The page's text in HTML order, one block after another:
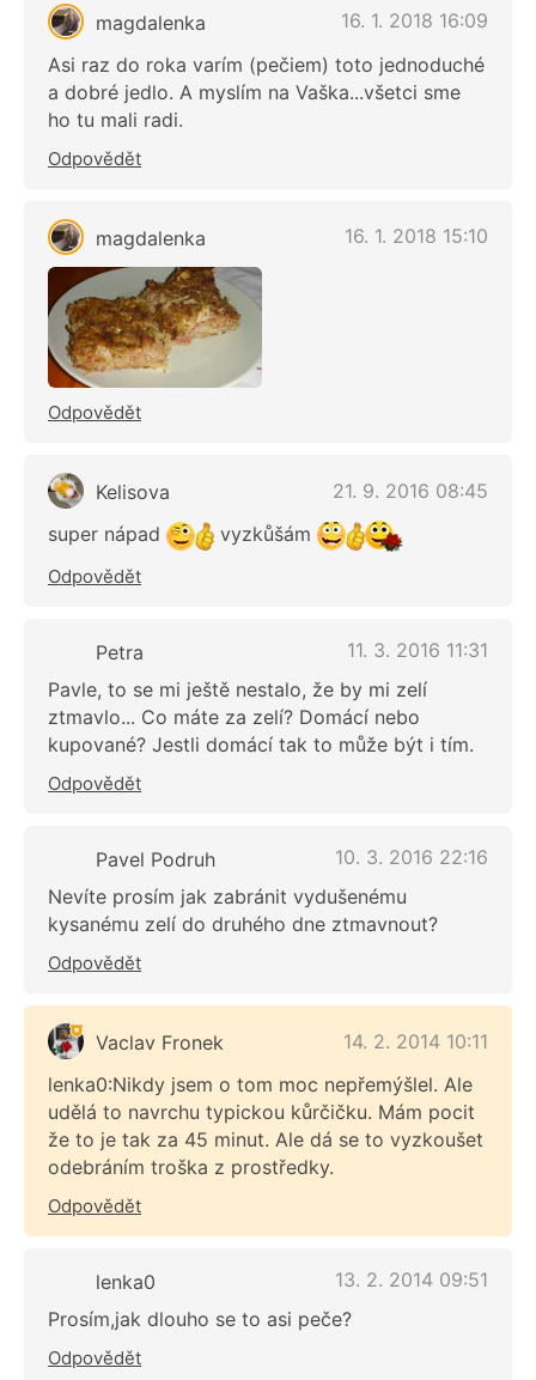
magdalenka
16. 1. 2018 16:09
Asi raz do roka varím (pečiem) toto jednoduché
a dobré jedlo. A myslím na Vaška...všetci sme
ho tu mali radi.
Odpovědět
magdalenka 16. 1. 2018 15:10
Odpovědět
Kelisova
21. 9. 2016 08:45
super nápad
vyzkůšám
Odpovědět
Petra
11. 3. 2016 11:31
Pavle, to se mi ještě nestalo, že by mi zelí
ztmavlo... Co máte za zelí? Domácí nebo
kupované? Jestli domácí tak to může být i tím.
Odpovědět
Pavel Podruh
10. 3. 2016 22:16
Nevíte prosím jak zabránit vydušenému
kysanému zelí do druhého dne ztmavnout?
Odpovědět
Vaclav Fronek
14. 2. 2014 10:11
lenka0:Nikdy jsem o tom moc nepřemýšlel. Ale
udělá to navrchu typickou kůrčičku. Mám pocit
že to je tak za 45 minut. Ale dá se to vyzkoušet
odebráním troška z prostředky.
Odpovědět
lenka0
13. 2. 2014 09:51
Prosím,jak dlouho se to asi peče?
Odpovědět